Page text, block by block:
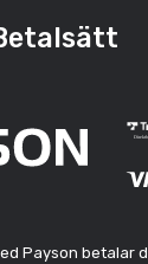
Payson betalar